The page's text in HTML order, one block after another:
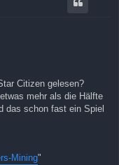
Citizen gelesen?
mehr als die Hälfte
das schon fast ein Spiel
Mining"